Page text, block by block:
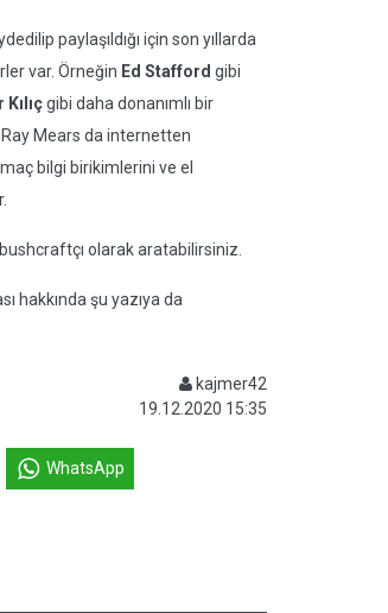
paylaşıldığı için son yıllarda
var. Örneğin Ed Stafford gibi
gibi daha donanımlı bir
Mears da internetten
bilgi birikimlerini ve el
olarak aratabilirsiniz.
hakkında şu yazıya da
kajmer42
19.12.2020 15:35
WhatsApp